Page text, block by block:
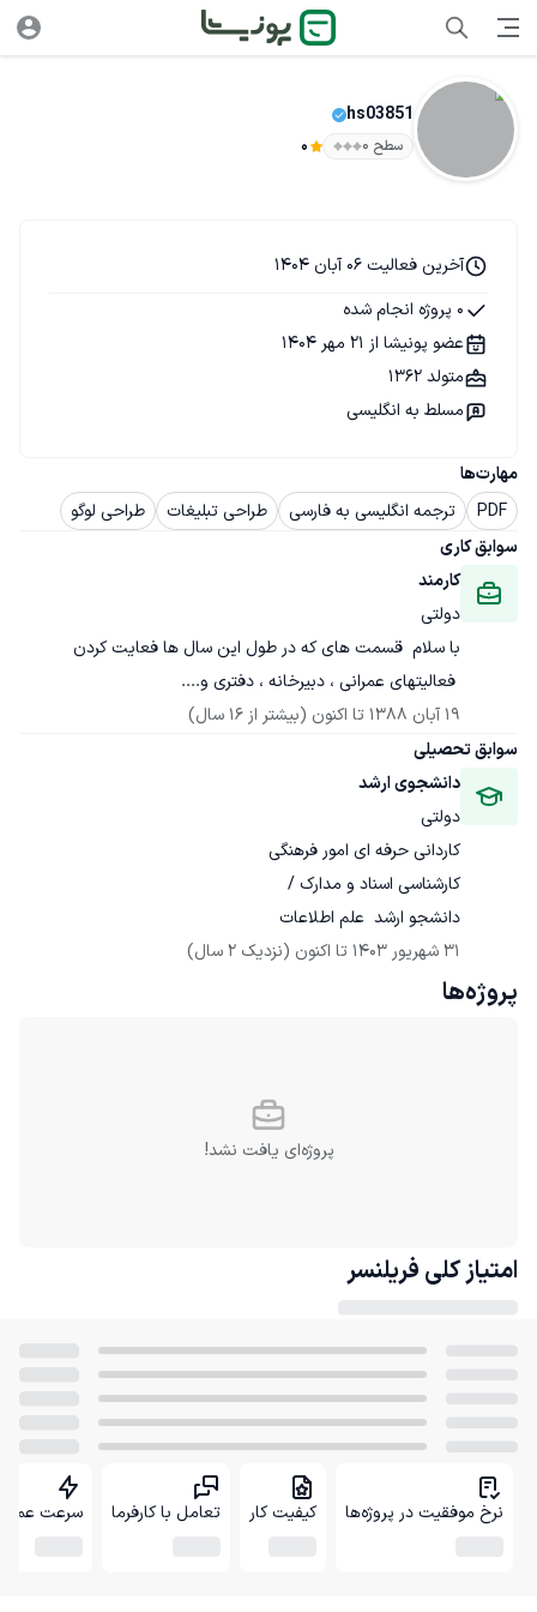
hs03851
سطح ۰ 0
مهارت‌ها
PDF
ترجمه انگلیسی به فارسی طراحی تبلیغات
طراحی لوگو
سوابق کاری
کارمند
دولتی
19 آبان 1388
تا اکنون (بیشتر از 16 سال)
سوابق تحصیلی
دانشجوی ارشد
دولتی
دانشجو ارشد  علم اطلاعات
31 شهریور 1403
تا اکنون (نزدیک 2 سال)
آخرین فعالیت 06 آبان 1404
0 پروژه انجام شده
عضو پونیشا از 21 مهر 1404
متولد 1362
مسلط به انگلیسی
پروژه‌ها
پروژه‌ای یافت نشد!
امتیاز کلی فریلنسر
نرخ موفقیت در پروژه‌ها کیفیت کار تعامل با کارفرما سرعت عمل